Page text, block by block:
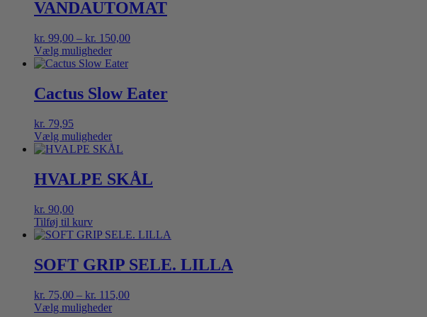
VANDAUTOMAT
kr. 99,00 – kr. 150,00Prisinterval:
Vælg muligheder
Dette
har
flere
Mulighederne
kan
vælges
varesiden
Cactus Slow Eater
kr. 79,95
Vælg muligheder
Dette
har
flere
Mulighederne
kan
vælges
varesiden
HVALPE SKÅL
kr. 90,00
Tilføj til kurv
SOFT GRIP SELE. LILLA
kr. 75,00 – kr. 115,00Prisinterval:
Vælg muligheder